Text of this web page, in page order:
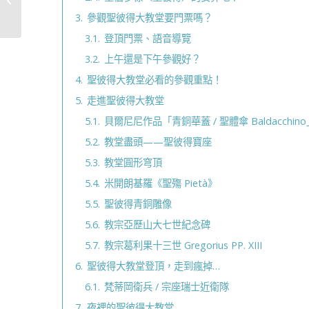
3. 參觀聖彼得大教堂要門票嗎？
3.1. 登頂門票、語音導覽
3.2.
上午還是下午參觀好？
4. 聖彼得大教堂必看的參觀重點！
5. 走進聖彼得大教堂
5.1. 貝爾尼尼作品「青銅華蓋 / 聖體傘 Baldacchino
5.2. 教堂盡頭——聖彼得寶座
5.3. 教堂圓形穹頂
5.4. 米開朗基羅《聖殤 Pietà》
5.5. 聖彼得青銅雕像
5.6. 教宗亞歷山大七世紀念碑
5.7. 教宗葛利果十三世 Gregorius PP. XIII
6. 聖彼得大教堂登頂，走到瘋掉…
6.1. 梵蒂岡衛兵 / 宗座瑞士近衛隊
的成家禮盒�...